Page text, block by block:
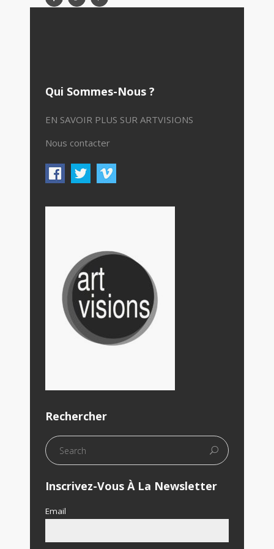
Qui Sommes-Nous ?
EN SAVOIR PLUS SUR ARTVISIONS
Nous contacter
Rechercher
Inscrivez-Vous À La Newsletter
Email